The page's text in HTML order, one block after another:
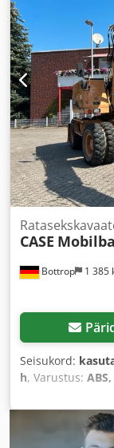
Bottrop 1 385
CASE
Seisukord:
h, Varustus: